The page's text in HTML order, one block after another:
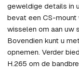
geweldige details in
bevat een CS-mount
wisselen om aan uw
Bovendien kunt u
opnemen. Verder
H.265 om de